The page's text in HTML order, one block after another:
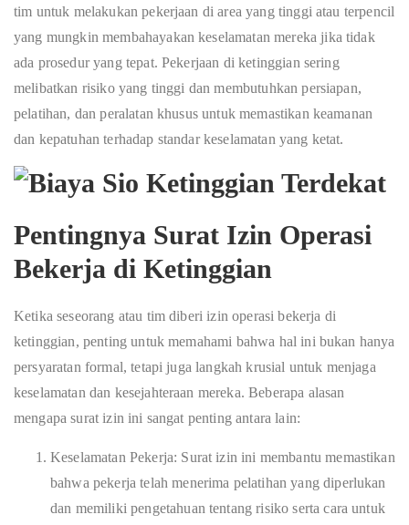
tim untuk melakukan pekerjaan di area yang tinggi atau terpencil
yang mungkin membahayakan keselamatan mereka jika tidak
ada prosedur yang tepat. Pekerjaan di ketinggian sering
melibatkan risiko yang tinggi dan membutuhkan persiapan,
pelatihan, dan peralatan khusus untuk memastikan keamanan
dan kepatuhan terhadap standar keselamatan yang ketat.
Pentingnya Surat Izin Operasi
Bekerja di Ketinggian
Ketika seseorang atau tim diberi izin operasi bekerja di
ketinggian, penting untuk memahami bahwa hal ini bukan hanya
persyaratan formal, tetapi juga langkah krusial untuk menjaga
keselamatan dan kesejahteraan mereka. Beberapa alasan
mengapa surat izin ini sangat penting antara lain:
Keselamatan Pekerja: Surat izin ini membantu memastikan
bahwa pekerja telah menerima pelatihan yang diperlukan
dan memiliki pengetahuan tentang risiko serta cara untuk